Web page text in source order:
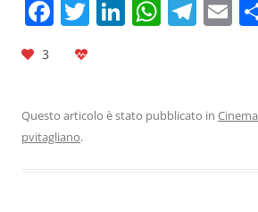
F
b
o
T Li
dI
W
A
T
a
E
3
Questo articolo è stato pubblicato in Cinema
pvitagliano.